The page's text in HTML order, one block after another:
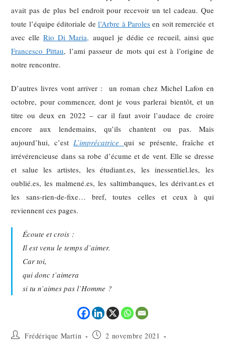
avait pas de plus bel endroit pour recevoir un tel cadeau. Que
toute l’équipe éditoriale del’Arbre à Parolesen soit remerciée et
avec elleRio Di Maria, auquel je dédie ce recueil, ainsi que
Francesco Pittau, l’ami passeur de mots qui est à l’origine de
notre rencontre.
D’autres livres vont arriver : un roman chez Michel Lafon en
octobre, pour commencer, dont je vous parlerai bientôt, et un
titre ou deux en 2022 – car il faut avoir l’audace de croire
encore aux lendemains, qu’ils chantent ou pas. Mais
aujourd’hui, c’est L’imprécatrice qui se présente, fraîche et
irrévérencieuse dans sa robe d’écume et de vent. Elle se dresse
et salue les artistes, les étudiant.es, les inessentiel.les, les
oublié.es, les malmené.es, les saltimbanques, les dérivant.es et
les sans-rien-de-fixe… bref, toutes celles et ceux à qui
reviennent ces pages.
Écoute et crois :
Il est venu le temps d’aimer.
Car toi,
qui donc t’aimera
si tu n’aimes pas l’Homme ?
Frédérique Martin
2 novembre 2021